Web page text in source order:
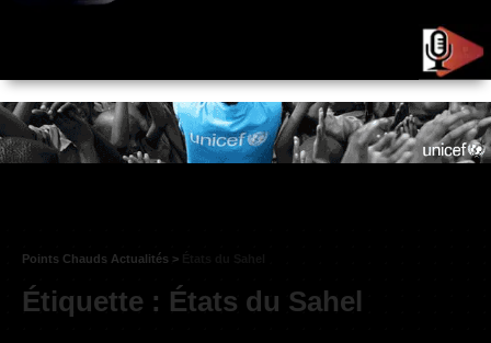
Points Chauds Actualités >
Étiquette : États du Sahel